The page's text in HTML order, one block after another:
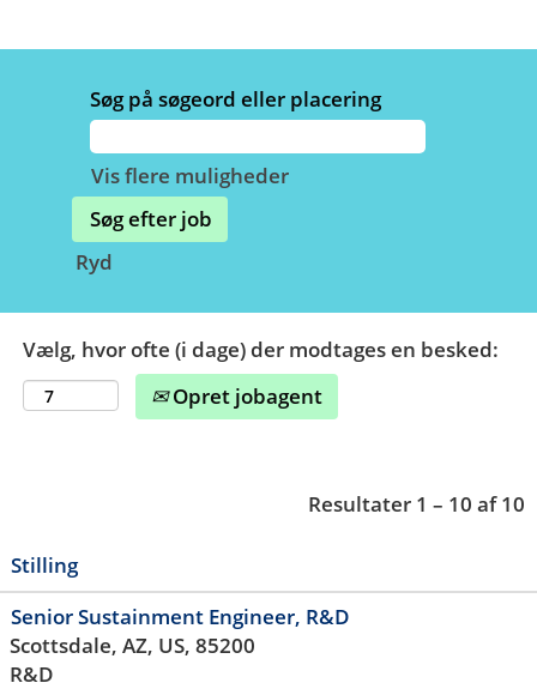
Søg på søgeord eller placering
Vis flere muligheder
Ryd
Vælg, hvor ofte (i dage) der modtages en besked:
Opret jobagent
Resultater 1 – 10 af10
Stilling
Senior Sustainment Engineer, R&D
Scottsdale, AZ, US, 85200
R&D